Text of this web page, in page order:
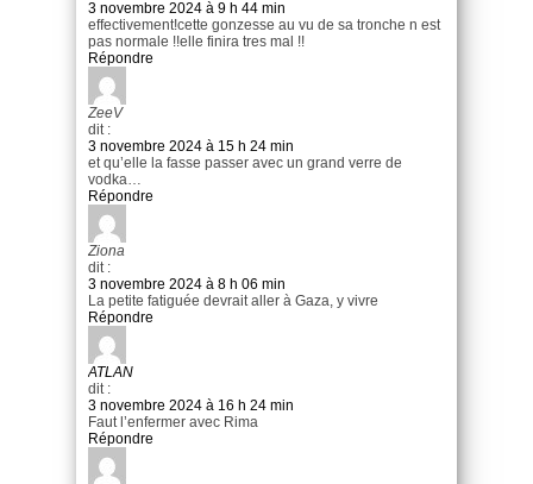
3 novembre 2024 à 9 h 44 min
effectivement!cette gonzesse au vu de sa tronche n est
pas normale !!elle finira tres mal !!
Répondre
ZeeV
dit :
3 novembre 2024 à 15 h 24 min
et qu’elle la fasse passer avec un grand verre de
vodka…
Répondre
Ziona
dit :
3 novembre 2024 à 8 h 06 min
La petite fatiguée devrait aller à Gaza, y vivre
Répondre
ATLAN
dit :
3 novembre 2024 à 16 h 24 min
Faut l’enfermer avec Rima
Répondre